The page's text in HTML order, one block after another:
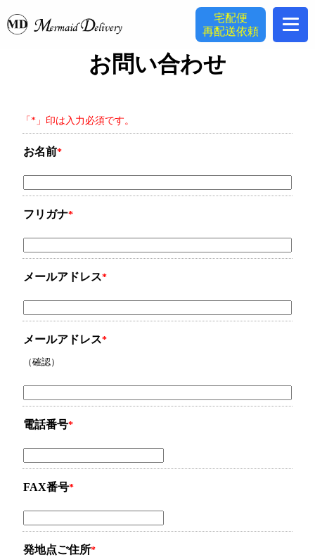
宅配便
再配送依頼
お問い合わせ
「*」印は入力必須です。
お名前*
フリガナ*
メールアドレス*
メールアドレス*
（確認）
電話番号*
FAX番号*
発地点ご住所*